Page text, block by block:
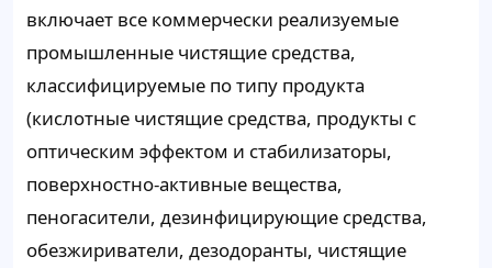
включает все коммерчески реализуемые
промышленные чистящие средства,
классифицируемые по типу продукта
(кислотные чистящие средства, продукты с
оптическим эффектом и стабилизаторы,
поверхностно-активные вещества,
пеногасители, дезинфицирующие средства,
обезжириватели, дезодоранты, чистящие